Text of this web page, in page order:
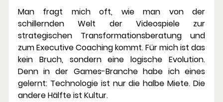
Man fragt mich oft, wie man von der
schillernden Welt der Videospiele zur
strategischen Transformationsberatung und
zum Executive Coaching kommt. Für mich ist das
kein Bruch, sondern eine logische Evolution.
Denn in der Games-Branche habe ich eines
gelernt: Technologie ist nur die halbe Miete. Die
andere Hälfte ist Kultur.